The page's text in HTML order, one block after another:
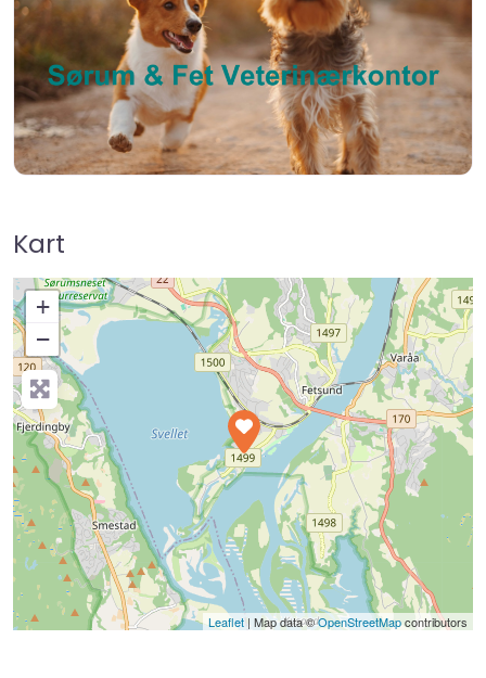
Kart
+
−
Press Enter key to search
Leaflet | Map data ©OpenStreetMapcontributors